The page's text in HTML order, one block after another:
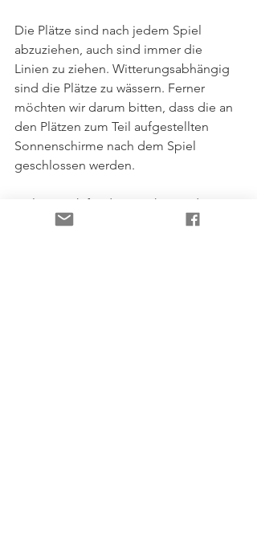
Die Plätze sind nach jedem Spiel
abzuziehen, auch sind immer die
Linien zu ziehen. Witterungsabhängig
sind die Plätze zu wässern. Ferner
möchten wir darum bitten, dass die an
den Plätzen zum Teil aufgestellten
Sonnenschirme nach dem Spiel
geschlossen werden.
Vielen Dank für die Beachtung dieser
Regeln.